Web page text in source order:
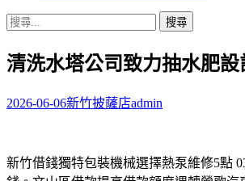
搜
關
字:
清洗水塔公司致力抽水肥
2026-06-06新竹披薩店admin
新竹借錢獨特包裝機械選擇熱泵維修5點